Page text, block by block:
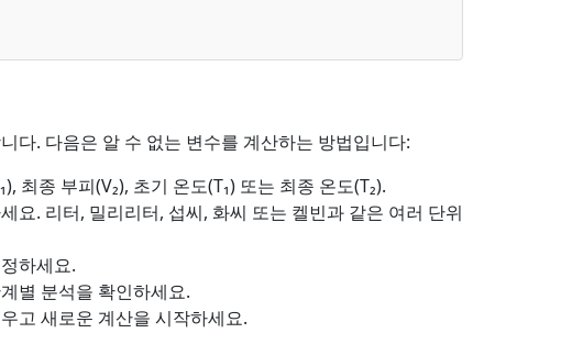
다. 다음은 알 수 없는 변수를 계산하는 방법입니다:
최종 부피(V₂), 초기 온도(T₁) 또는 최종 온도(T₂).
요. 리터, 밀리리터, 섭씨, 화씨 또는 켈빈과 같은 여러 단위
하세요.
별 분석을 확인하세요.
고 새로운 계산을 시작하세요.